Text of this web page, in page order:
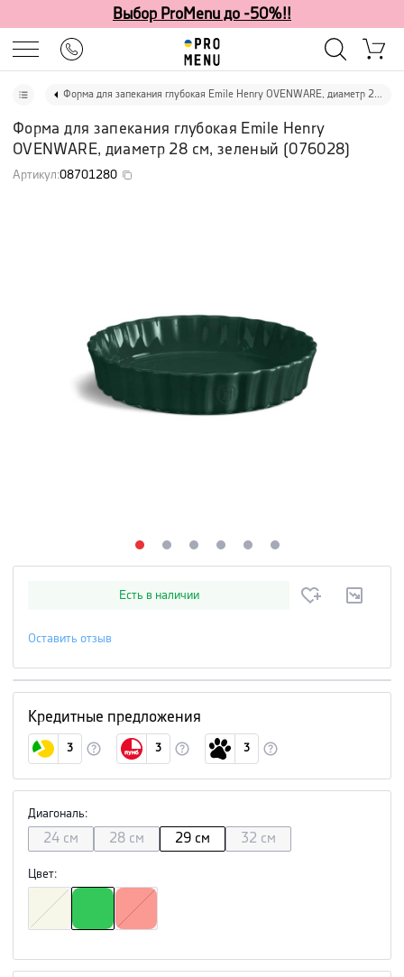
Выбор ProMenu до -50%!!
Форма для запекания глубокая Emile Henry OVENWARE, диаметр 28 см, зеленый
Форма для запекания глубокая Emile Henry
OVENWARE, диаметр 28 см, зеленый (076028)
Артикул:08701280
Есть в наличии
Оставить отзыв
Кредитные предложения
3 3 3
Диагональ:
24 см 28 см 29 см 32 см
Цвет: